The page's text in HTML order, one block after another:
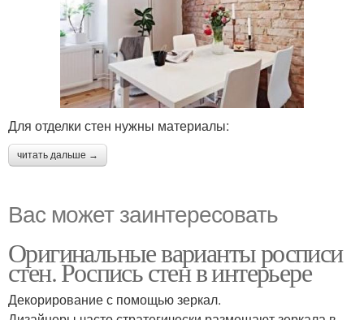
Для отделки стен нужны материалы:
читать дальше →
Вас может заинтересовать
Оригинальные варианты росписи
стен. Роспись стен в интерьере
Декорирование с помощью зеркал.